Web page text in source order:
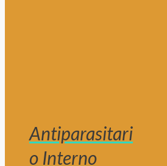
Antiparasitari
o Interno